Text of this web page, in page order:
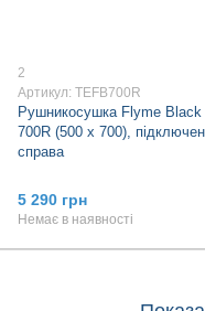
2
Артикул: TEFB700R
Рушникосушка Flyme Black
700R (500 х 700),
справа
5 290 грн
Немає в наявності